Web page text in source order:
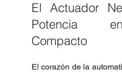
El Actuador
Potencia
Compacto
El corazón de la